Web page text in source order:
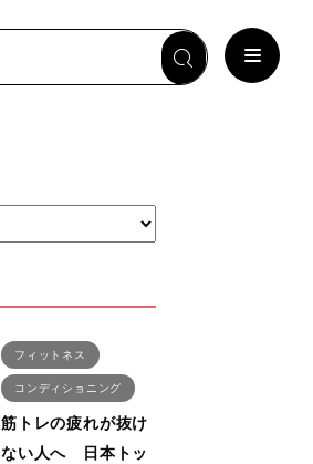
フィットネス
コンディショニング
筋トレの疲れが抜け
ない人へ 日本トッ